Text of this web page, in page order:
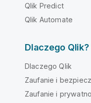
Qlik Predict
Qlik Automate
Dlaczego Qlik?
Dlaczego Qlik
Zaufanie i
Zaufanie i